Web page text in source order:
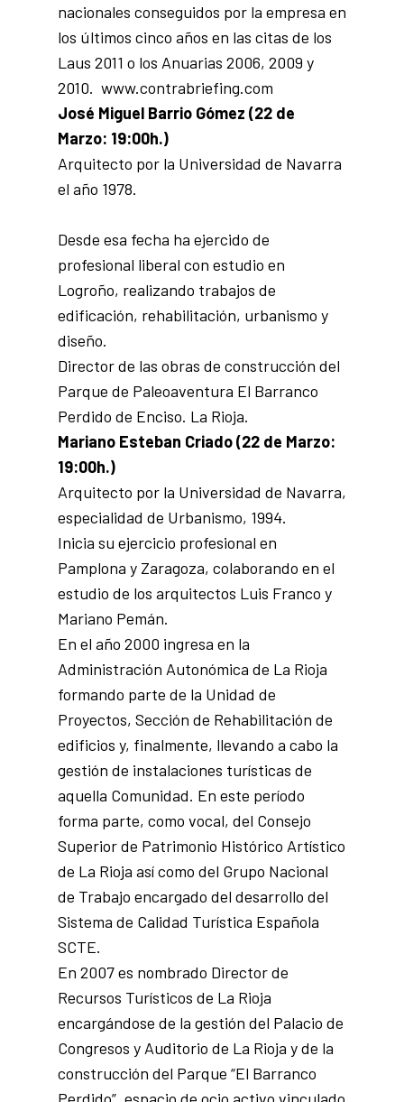
nacionales conseguidos por la empresa en
los últimos cinco años en las citas de los
Laus 2011 o los Anuarias 2006, 2009 y
2010. www.contrabriefing.com
José Miguel Barrio Gómez (22 de
Marzo: 19:00h.)
Arquitecto por la Universidad de Navarra
el año 1978.
Desde esa fecha ha ejercido de
profesional liberal con estudio en
Logroño, realizando trabajos de
edificación, rehabilitación, urbanismo y
diseño.
Director de las obras de construcción del
Parque de Paleoaventura El Barranco
Perdido de Enciso. La Rioja.
Mariano Esteban Criado (22 de Marzo:
19:00h.)
Arquitecto por la Universidad de Navarra,
especialidad de Urbanismo, 1994.
Inicia su ejercicio profesional en
Pamplona y Zaragoza, colaborando en el
estudio de los arquitectos Luis Franco y
Mariano Pemán.
En el año 2000 ingresa en la
Administración Autonómica de La Rioja
formando parte de la Unidad de
Proyectos, Sección de Rehabilitación de
edificios y, finalmente, llevando a cabo la
gestión de instalaciones turísticas de
aquella Comunidad. En este período
forma parte, como vocal, del Consejo
Superior de Patrimonio Histórico Artístico
de La Rioja así como del Grupo Nacional
de Trabajo encargado del desarrollo del
Sistema de Calidad Turística Española
SCTE.
En 2007 es nombrado Director de
Recursos Turísticos de La Rioja
encargándose de la gestión del Palacio de
Congresos y Auditorio de La Rioja y de la
construcción del Parque “El Barranco